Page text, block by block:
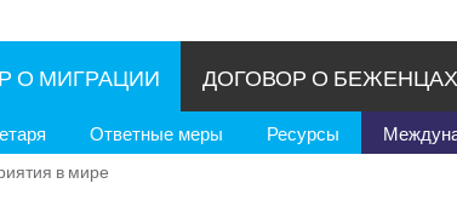
О МИГРАЦИИ
Ответные меры Ресурсы
ДОГОВОР О БЕЖЕНЦАХ
в мире